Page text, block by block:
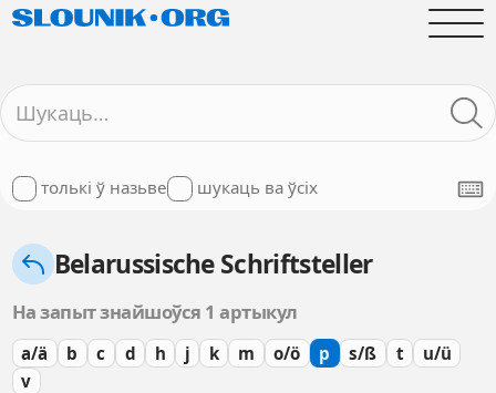
толькі ў назьве шукаць ва ўсіх
Belarussische Schriftsteller
На запыт знайшоўся 1 артыкул
a/ä b c d h j k m o/ö p s/ß t
u/ü
v